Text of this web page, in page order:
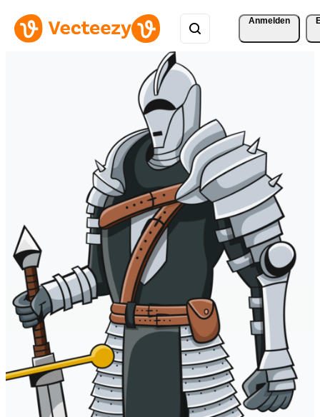
Anmelden